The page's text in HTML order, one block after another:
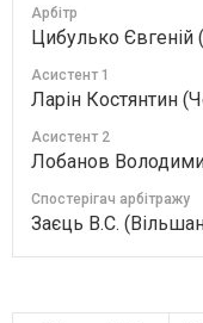
Арбітр
Цибулько Євгеній
Асистент 1
Ларін Костянтин
Асистент 2
Лобанов
Спостерігач арбітражу
Заєць В.С.